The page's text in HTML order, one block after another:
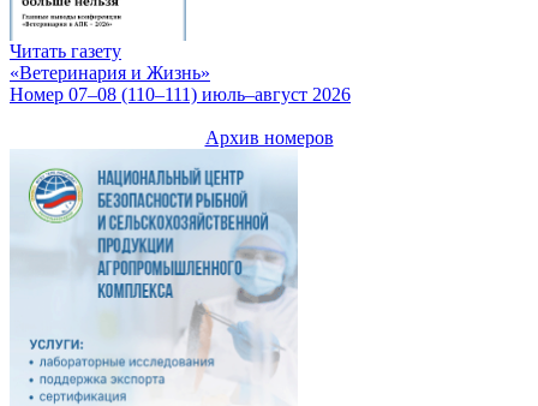
Читать газету
«Ветеринария и Жизнь»
Номер 07–08 (110–111) июль–август 2026
Архив номеров